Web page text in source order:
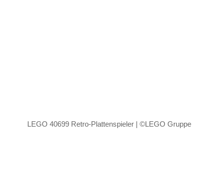
LEGO 40699 Retro-Plattenspieler | ©LEGO Gruppe